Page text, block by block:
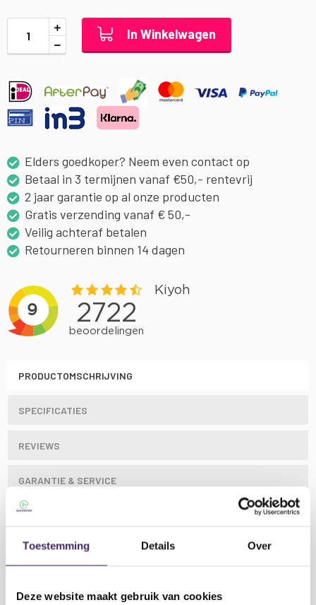
Toestemming Details Over
Deze website maakt gebruik van cookies
In Winkelwagen
Elders goedkoper? Neem even contact op
Betaal in 3 termijnen vanaf €50,- rentevrij
2 jaar garantie op al onze producten
Gratis verzending vanaf € 50,-
Veilig achteraf betalen
Retourneren binnen 14 dagen
PRODUCTOMSCHRIJVING
SPECIFICATIES
REVIEWS
GARANTIE & SERVICE
LAAGSTE PRIJS
patchkabels met zowel individuele aluminiumfolie-